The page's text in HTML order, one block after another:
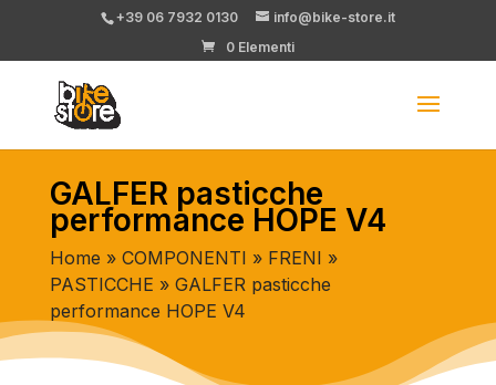
+39 06 7932 0130
info@bike-store.it
0 Elementi
GALFER pasticche
performance HOPE V4
Home » COMPONENTI » FRENI »
PASTICCHE » GALFER pasticche
performance HOPE V4